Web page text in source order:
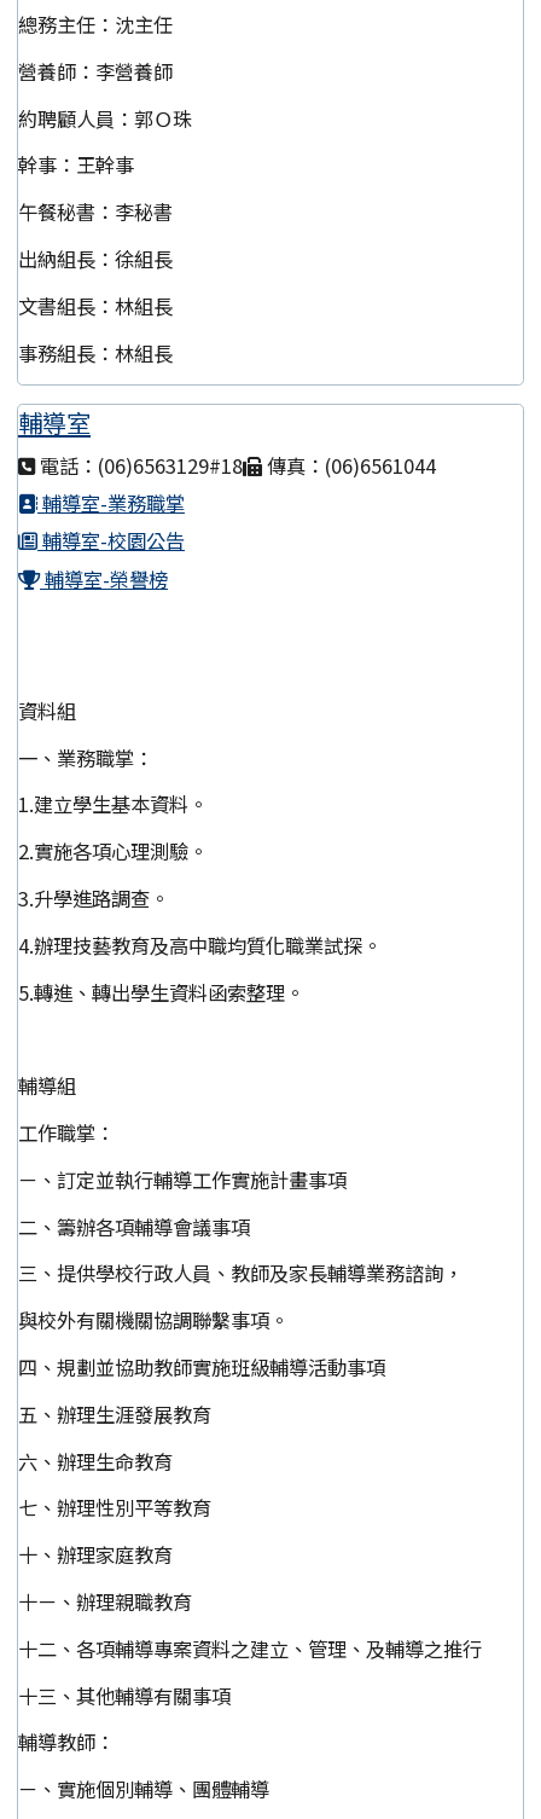
總務主任：沈主任
營養師：李營養師
約聘顧人員：郭Ｏ珠
幹事：王幹事
午餐秘書：李秘書
出納組長：徐組長
文書組長：林組長
事務組長：林組長
輔導室
電話：(06)6563129#18
傳真：(06)6561044
輔導室-業務職掌
輔導室-校園公告
輔導室-榮譽榜
資料組
一、業務職掌：
1.建立學生基本資料。
2.實施各項心理測驗。
3.升學進路調查。
4.辦理技藝教育及高中職均質化職業試探。
5.轉進、轉出學生資料函索整理。
輔導組
工作職掌：
ㄧ、訂定並執行輔導工作實施計畫事項
二、籌辦各項輔導會議事項
三、提供學校行政人員、教師及家長輔導業務諮詢，
與校外有關機關協調聯繫事項。
四、規劃並協助教師實施班級輔導活動事項
五、辦理生涯發展教育
六、辦理生命教育
七、辦理性別平等教育
十、辦理家庭教育
十ㄧ、辦理親職教育
十二、各項輔導專案資料之建立、管理、及輔導之推行
十三、其他輔導有關事項
輔導教師：
ㄧ、實施個別輔導、團體輔導